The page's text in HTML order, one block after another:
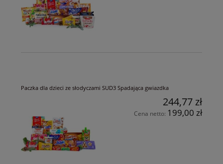
Paczka dla dzieci ze słodyczami SUD3 Spadająca gwiazdka
244,77 zł
Cena netto: 199,00 zł